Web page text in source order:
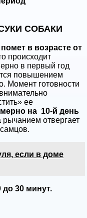
СОБАКИ
в возрасте от
происходит
в первый год
повышением
Момент готовности
ее
на 10-й день
отвергает
если в доме
до 30 минут.